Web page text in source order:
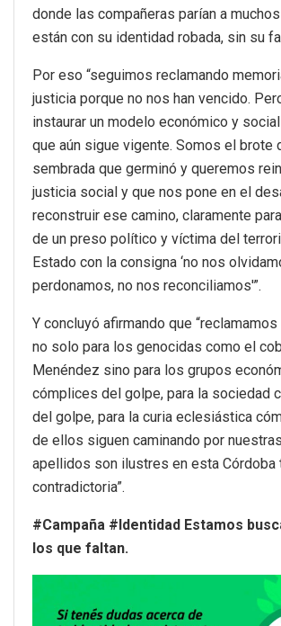
donde las compañeras parían a
están con su identidad robada, sin su
Por eso “seguimos reclamando
justicia porque no nos han vencido.
instaurar un modelo económico y
que aún sigue vigente. Somos el brote
sembrada que germinó y queremos
justicia social y que nos pone en el
reconstruir ese camino, claramente
de un preso político y víctima del
Estado con la consigna ‘no nos
perdonamos, no nos reconciliamos'”.
Y concluyó afirmando que
no solo para los genocidas como el
Menéndez sino para los grupos
cómplices del golpe, para la sociedad
del golpe, para la curia eclesiástica
de ellos siguen caminando por
apellidos son ilustres en esta Córdoba
contradictoria”.
#Campaña #Identidad Estamos
los que faltan.